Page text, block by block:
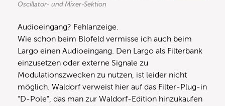
Oscillator- und Mixer-Sektion
Audioeingang? Fehlanzeige.
Wie schon beim Blofeld vermisse ich auch beim
Largo einen Audioeingang. Den Largo als Filterbank
einzusetzen oder externe Signale zu
Modulationszwecken zu nutzen, ist leider nicht
möglich. Waldorf verweist hier auf das Filter-Plug-in
“D-Pole”, das man zur Waldorf-Edition hinzukaufen